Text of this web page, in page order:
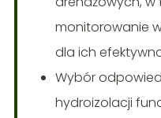
monitorowanie
dla ich
Wybór
hydroizolacji